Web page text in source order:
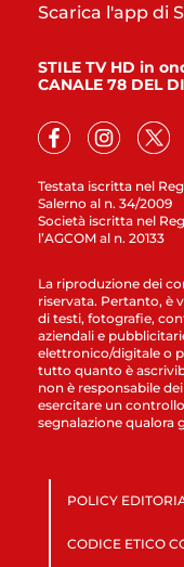
Testata iscritta nel
Salerno al n. 34/2009
Società iscritta nel
l’AGCOM al n. 20133
Scarica l'app di
STILE TV HD in
CANALE 78 DEL
La riproduzione dei
riservata. Pertanto, è
di testi, fotografie,
aziendali e
elettronico/digitale o
tutto quanto è
non è responsabile
esercitare un
segnalazione qualora
POLICY
CODICE ETICO